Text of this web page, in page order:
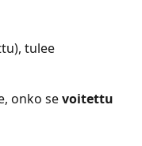
tulee
onko se voitettu